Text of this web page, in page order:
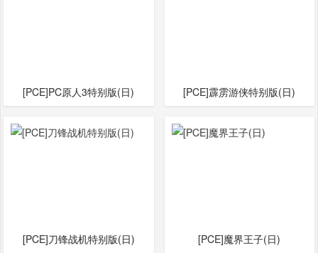
[PCE]PC原人3特别版(日) [PCE]霹雳游侠特别版(日)
[PCE]刀锋战机特别版(日) [PCE]魔界王子(日)